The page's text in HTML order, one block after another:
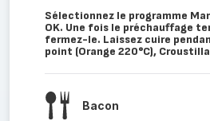
Sélectionnez le programme
OK. Une fois le préchauffage
fermez-le. Laissez cuire
point (Orange 220°C),
Bacon